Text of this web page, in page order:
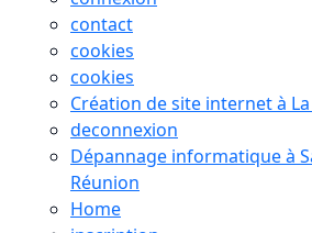
contact
cookies
cookies
Création de site internet à
deconnexion
Dépannage informatique à
Réunion
Home